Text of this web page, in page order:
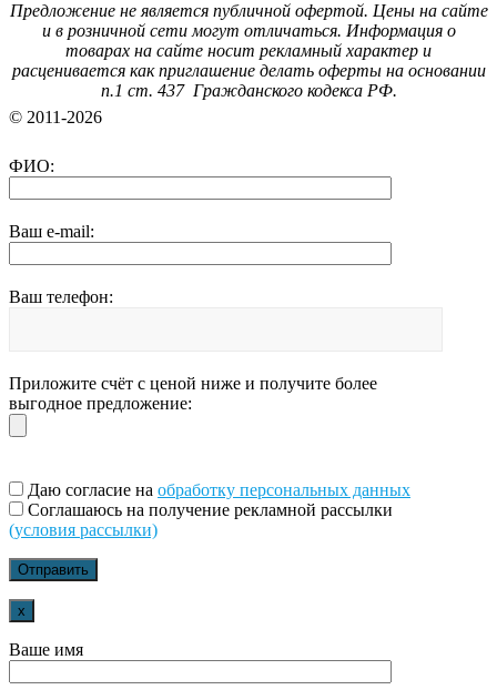
Предложение не является публичной офертой. Цены на сайте
и в розничной сети могут отличаться. Информация о
товарах на сайте носит рекламный характер и
расценивается как приглашение делать оферты на основании
п.1 ст. 437 Гражданского кодекса РФ.
© 2011-2026
ФИО:
Ваш e-mail:
Ваш телефон:
Приложите счёт с ценой ниже и получите более
выгодное предложение:
Даю согласие на обработку персональных данных
Соглашаюсь на получение рекламной рассылки
(условия рассылки)
x
Ваше имя